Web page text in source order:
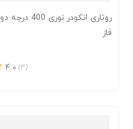
روتاری انکودر نوری 400 درجه دو
فاز
4.0 (3)